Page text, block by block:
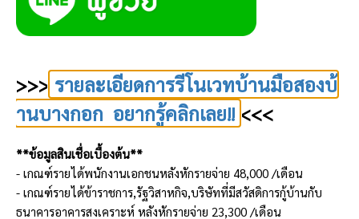
>>> รายละเอียดการรีโนเวทบ้านมือสองบ้
านบางกอก อยากรู้คลิกเลย!! <<<
**ข้อมูลสินเชื่อเบื้องต้น**
- เกณฑ์รายได้พนักงานเอกชนหลังหักรายจ่าย 48,000 /เดือน
- เกณฑ์รายได้ข้าราชการ,รัฐวิสาหกิจ,บริษัทที่มีสวัสดิการกู้บ้านกับ
ธนาคารอาคารสงเคราะห์ หลังหักรายจ่าย 23,300 /เดือน